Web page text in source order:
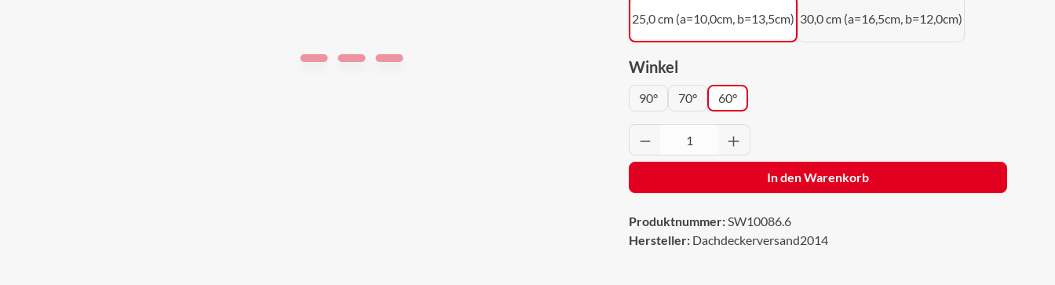
25,0 cm (a=10,0cm, b=13,5cm) 30,0 cm (a=16,5cm, b=12,0cm)
Winkelauswählen
90° 70° 60°
Produkt Anzahl: Gib den gewünschten Wert ein
In den Warenkorb
Produktnummer:SW10086.6
Hersteller: Dachdeckerversand2014